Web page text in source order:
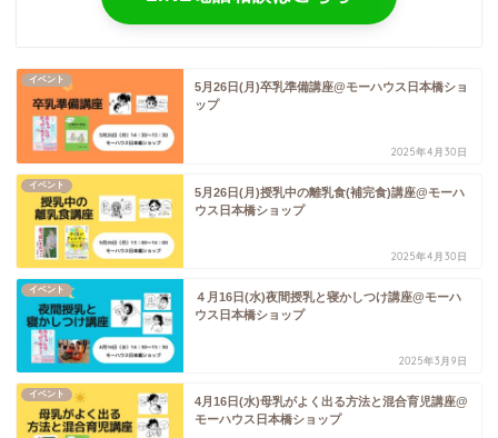
イベント
5月26日(月)卒乳準備講座@モーハウス日本橋ショ
ップ
2025年4月30日
イベント
5月26日(月)授乳中の離乳食(補完食)講座@モーハ
ウス日本橋ショップ
2025年4月30日
イベント
４月16日(水)夜間授乳と寝かしつけ講座@モーハ
ウス日本橋ショップ
2025年3月9日
イベント
4月16日(水)母乳がよく出る方法と混合育児講座@
モーハウス日本橋ショップ